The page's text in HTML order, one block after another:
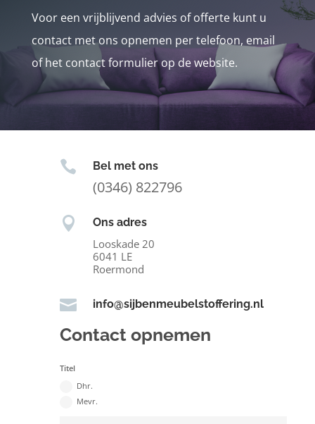
Voor een vrijblijvend advies of offerte kunt u
contact met ons opnemen per telefoon, email
of het contact formulier op de website.
 Bel met ons
(0346) 822796
 Ons adres
Looskade 20
6041 LE
Roermond
 info@sijbenmeubelstoffering.nl
Contact opnemen
Titel
Dhr.
Mevr.